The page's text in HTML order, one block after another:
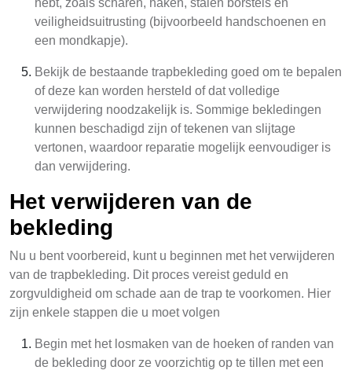
hebt, zoals scharen, haken, stalen borstels en
veiligheidsuitrusting (bijvoorbeeld handschoenen en
een mondkapje).
Bekijk de bestaande trapbekleding goed om te bepalen
of deze kan worden hersteld of dat volledige
verwijdering noodzakelijk is. Sommige bekledingen
kunnen beschadigd zijn of tekenen van slijtage
vertonen, waardoor reparatie mogelijk eenvoudiger is
dan verwijdering.
Het verwijderen van de
bekleding
Nu u bent voorbereid, kunt u beginnen met het verwijderen
van de trapbekleding. Dit proces vereist geduld en
zorgvuldigheid om schade aan de trap te voorkomen. Hier
zijn enkele stappen die u moet volgen
Begin met het losmaken van de hoeken of randen van
de bekleding door ze voorzichtig op te tillen met een